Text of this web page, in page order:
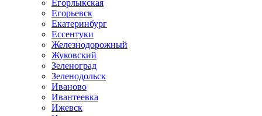
Егорлыкская
Егорьевск
Екатеринбург
Ессентуки
Железнодорожный
Жуковский
Зеленоград
Зеленодольск
Иваново
Ивантеевка
Ижевск